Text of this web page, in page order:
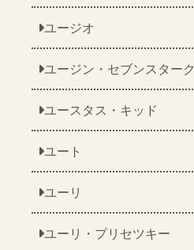
ユージオ
ユージン・セブンスターク
ユースタス・キッド
ユート
ユーリ
ユーリ・プリセツキー